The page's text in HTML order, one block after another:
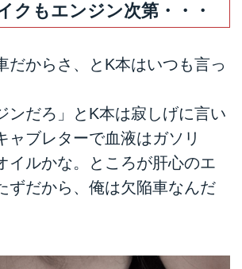
クもエンジン次第・・・
だからさ、とK本はいつも言っ
ンだろ」とK本は寂しげに言い
ャブレターで血液はガソリ
イルかな。ところが肝心のエ
ずだから、俺は欠陥車なんだ